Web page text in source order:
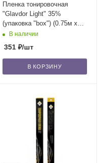
Пленка тонировочная
"Glavdor Light" 35%
(упаковка "box") (0.75м х
3м) GL-1019 /50
В наличии
351₽/шт
В КОРЗИНУ